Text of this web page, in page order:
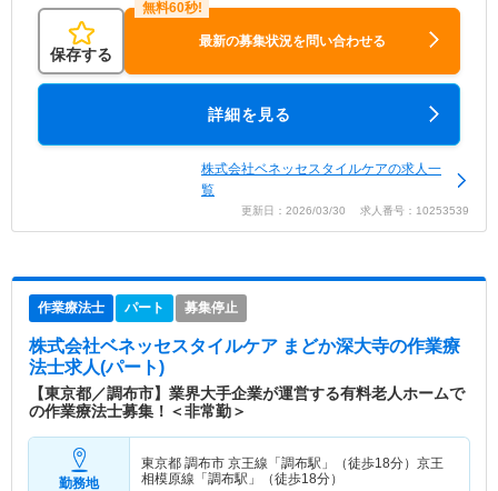
保存する
最新の募集状況を問い合わせる
詳細を見る
株式会社ベネッセスタイルケアの求人一
覧
更新日：2026/03/30 求人番号：10253539
作業療法士 パート 募集停止
株式会社ベネッセスタイルケア まどか深大寺の作業療
法士求人(パート)
【東京都／調布市】業界大手企業が運営する有料老人ホームで
の作業療法士募集！＜非常勤＞
勤務地
東京都 調布市 京王線「調布駅」（徒歩18分）京王
相模原線「調布駅」（徒歩18分）